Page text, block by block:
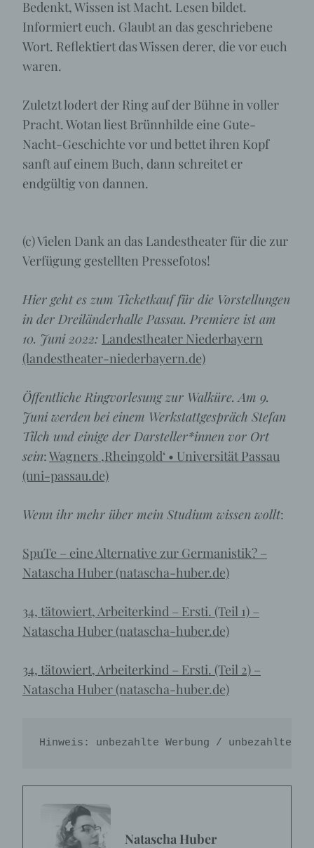
Bedenkt, Wissen ist Macht. Lesen bildet.
Informiert euch. Glaubt an das geschriebene
Wort. Reflektiert das Wissen derer, die vor euch
waren.
Zuletzt lodert der Ring auf der Bühne in voller
Pracht. Wotan liest Brünnhilde eine Gute-
Nacht-Geschichte vor und bettet ihren Kopf
sanft auf einem Buch, dann schreitet er
endgültig von dannen.
(c) Vielen Dank an das Landestheater für die zur
Verfügung gestellten Pressefotos!
Hier geht es zum Ticketkauf für die Vorstellungen
in der Dreiländerhalle Passau. Premiere ist am
10. Juni 2022: Landestheater Niederbayern
(landestheater-niederbayern.de)
Öffentliche Ringvorlesung zur Walküre. Am 9.
Juni werden bei einem Werkstattgespräch Stefan
Tilch und einige der Darsteller*innen vor Ort
sein:Wagners ‚Rheingold‘ • Universität Passau
(uni-passau.de)
Wenn ihr mehr über mein Studium wissen wollt:
SpuTe – eine Alternative zur Germanistik? –
Natascha Huber (natascha-huber.de)
34, tätowiert, Arbeiterkind – Ersti. (Teil 1) –
Natascha Huber (natascha-huber.de)
34, tätowiert, Arbeiterkind – Ersti. (Teil 2) –
Natascha Huber (natascha-huber.de)
Hinweis: unbezahlte Werbung / unbezahlte
Natascha Huber